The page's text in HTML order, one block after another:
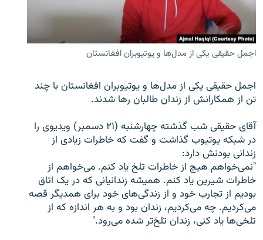
تماس
صفحه پشتو
Azadi English
به ما بپیوندید
همۀ سایت‌های رادیو آزادی/ رادیو اروپای آزاد
اجمل حقیقی یکی از مدل‌ها و یوتیوبران افغانستان
اجمل حقیقی یکی از مدل‌ها و یوتیوبران افغانستان با چند
تن از همکارانش از زندان طالبان رها شدند.
آقای حقیقی شب گذشته چهارشنبه (۲۱ دسمبر) ویدیوی را
در شبکه یوتیوب گذاشت و گفت که خاطرات زیادی از
زندانی بودنش دارد:
"نمی‌خواهم هیچ از خاطرات تلخ یاد کنم. می‌خواهم از
خاطرات شیرین یاد کنم. همیشه زندانیانی که در یک اتاق
بودیم از تجارب خود و از زندگی‌های خود برای همدیگر قصه
می‌کردیم. چه می‌کردیم، زندان بود و به هر اندازه که از
تلخی‌ها یاد کنی، زندان تلخ‌تر شده می‌رود."